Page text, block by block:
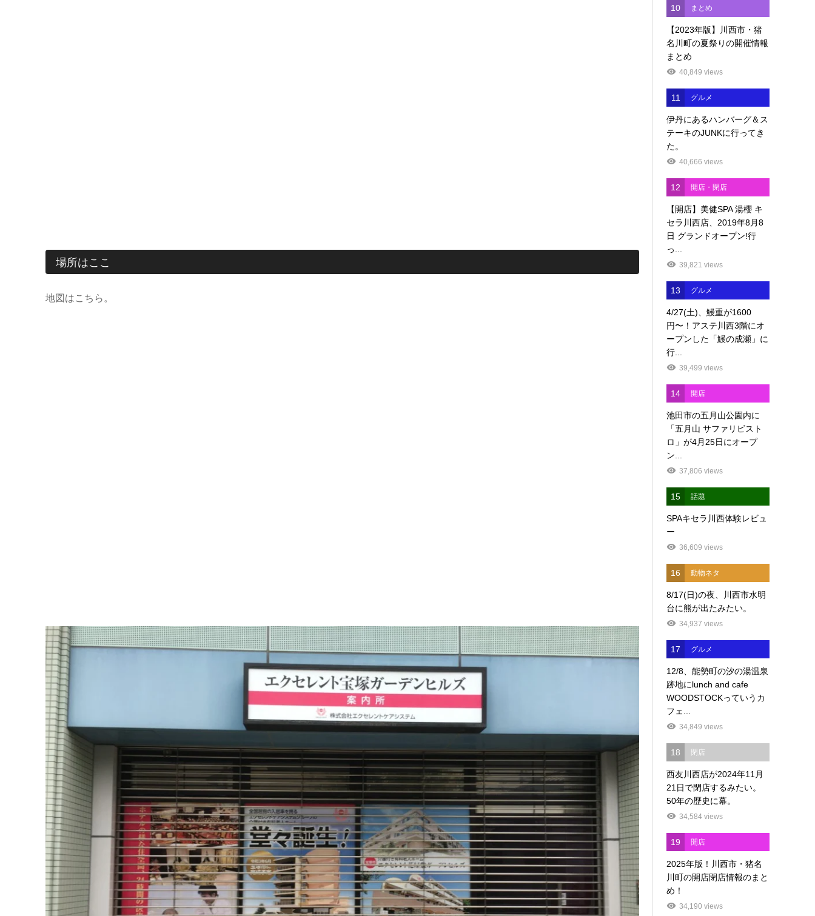
場所はここ
地図はこちら。
10 まとめ
【2023年版】川西市・猪
名川町の夏祭りの開催情報
まとめ
40,849 views
11 グルメ
伊丹にあるハンバーグ＆ス
テーキのJUNKに行ってき
た。
40,666 views
12 開店・閉店
【開店】美健SPA 湯櫻 キ
セラ川西店、2019年8月8
日 グランドオープン!行
っ...
39,821 views
13 グルメ
4/27(土)、鰻重が1600
円〜！アステ川西3階にオ
ープンした「鰻の成瀬」に
行...
39,499 views
14 開店
池田市の五月山公園内に
「五月山 サファリビスト
ロ」が4月25日にオープ
ン...
37,806 views
15 話題
SPAキセラ川西体験レビュ
ー
36,609 views
16 動物ネタ
8/17(日)の夜、川西市水明
台に熊が出たみたい。
34,937 views
17 グルメ
12/8、能勢町の汐の湯温泉
跡地にlunch and cafe
WOODSTOCKっていうカ
フェ...
34,849 views
18 閉店
西友川西店が2024年11月
21日で閉店するみたい。
50年の歴史に幕。
34,584 views
19 開店
2025年版！川西市・猪名
川町の開店閉店情報のまと
め！
34,190 views